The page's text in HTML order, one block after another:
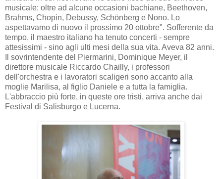
musicale: oltre ad alcune occasioni bachiane, Beethoven,
Brahms, Chopin, Debussy, Schönberg e Nono. Lo
aspettavamo di nuovo il prossimo 20 ottobre". Sofferente da
tempo, il maestro italiano ha tenuto concerti - sempre
attesissimi - sino agli ulti mesi della sua vita. Aveva 82 anni.
Il sovrintendente del Piermarini, Dominique Meyer, il
direttore musicale Riccardo Chailly, i professori
dell'orchestra e i lavoratori scaligeri sono accanto alla
moglie Marilisa, al figlio Daniele e a tutta la famiglia.
L'abbraccio più forte, in queste ore tristi, arriva anche dai
Festival di Salisburgo e Lucerna.